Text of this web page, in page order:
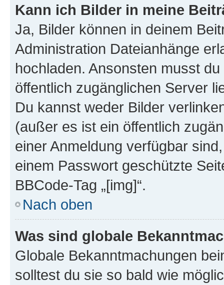
Kann ich Bilder in meine
Ja, Bilder können in deinem
Administration Dateianhänge
hochladen. Ansonsten musst
öffentlich zugänglichen Server
Du kannst weder Bilder
(außer es ist ein öffentlich
einer Anmeldung verfügbar
einem Passwort geschützte
BBCode-Tag „[img]“.
Nach oben
Was sind globale
Globale Bekanntmachungen
solltest du sie so bald wie